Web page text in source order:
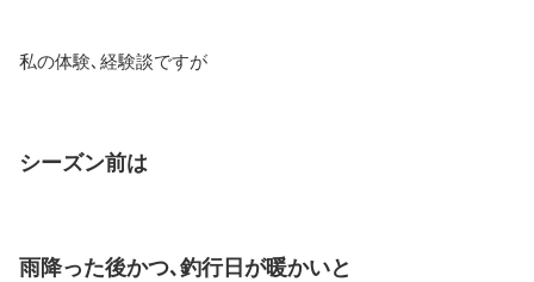
私の体験､経験談ですが
シーズン前は
雨降った後かつ､釣行日が暖かいと